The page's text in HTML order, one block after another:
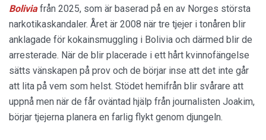
Boliviafrån 2025, som är baserad på en av Norges största
narkotikaskandaler. Året är 2008 när tre tjejer i tonåren blir
anklagade för kokainsmuggling i Bolivia och därmed blir de
arresterade. När de blir placerade i ett hårt kvinnofängelse
sätts vänskapen på prov och de börjar inse att det inte går
att lita på vem som helst. Stödet hemifrån blir svårare att
uppnå men när de får oväntad hjälp från journalisten Joakim,
börjar tjejerna planera en farlig flykt genom djungeln.